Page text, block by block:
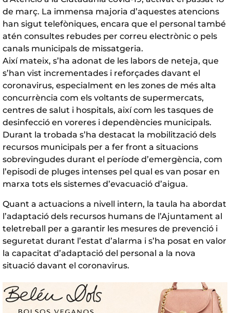
de març. La immensa majoria d’aquestes atencions
han sigut telefòniques, encara que el personal també
atén consultes rebudes per correu electrònic o pels
canals municipals de missatgeria.
Així mateix, s’ha adonat de les labors de neteja, que
s’han vist incrementades i reforçades davant el
coronavirus, especialment en les zones de més alta
concurrència com els voltants de supermercats,
centres de salut i hospitals, així com les tasques de
desinfecció en voreres i dependències municipals.
Durant la trobada s’ha destacat la mobilització dels
recursos municipals per a fer front a situacions
sobrevingudes durant el període d’emergència, com
l’episodi de pluges intenses pel qual es van posar en
marxa tots els sistemes d’evacuació d’aigua.
Quant a actuacions a nivell intern, la taula ha abordat
l’adaptació dels recursos humans de l’Ajuntament al
teletreball per a garantir les mesures de prevenció i
seguretat durant l’estat d’alarma i s’ha posat en valor
la capacitat d’adaptació del personal a la nova
situació davant el coronavirus.